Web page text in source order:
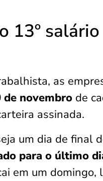
13º
as
de novembro de
assinada.
um dia de final
para o último
em um domingo,